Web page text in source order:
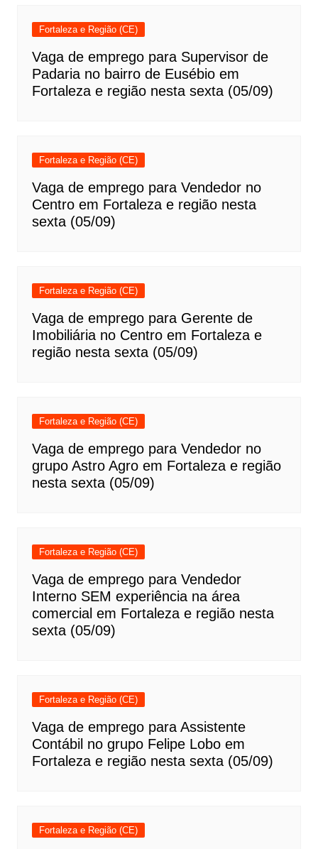
Fortaleza e Região (CE)
Vaga de emprego para Supervisor de
Padaria no bairro de Eusébio em
Fortaleza e região nesta sexta (05/09)
Fortaleza e Região (CE)
Vaga de emprego para Vendedor no
Centro em Fortaleza e região nesta
sexta (05/09)
Fortaleza e Região (CE)
Vaga de emprego para Gerente de
Imobiliária no Centro em Fortaleza e
região nesta sexta (05/09)
Fortaleza e Região (CE)
Vaga de emprego para Vendedor no
grupo Astro Agro em Fortaleza e região
nesta sexta (05/09)
Fortaleza e Região (CE)
Vaga de emprego para Vendedor
Interno SEM experiência na área
comercial em Fortaleza e região nesta
sexta (05/09)
Fortaleza e Região (CE)
Vaga de emprego para Assistente
Contábil no grupo Felipe Lobo em
Fortaleza e região nesta sexta (05/09)
Fortaleza e Região (CE)